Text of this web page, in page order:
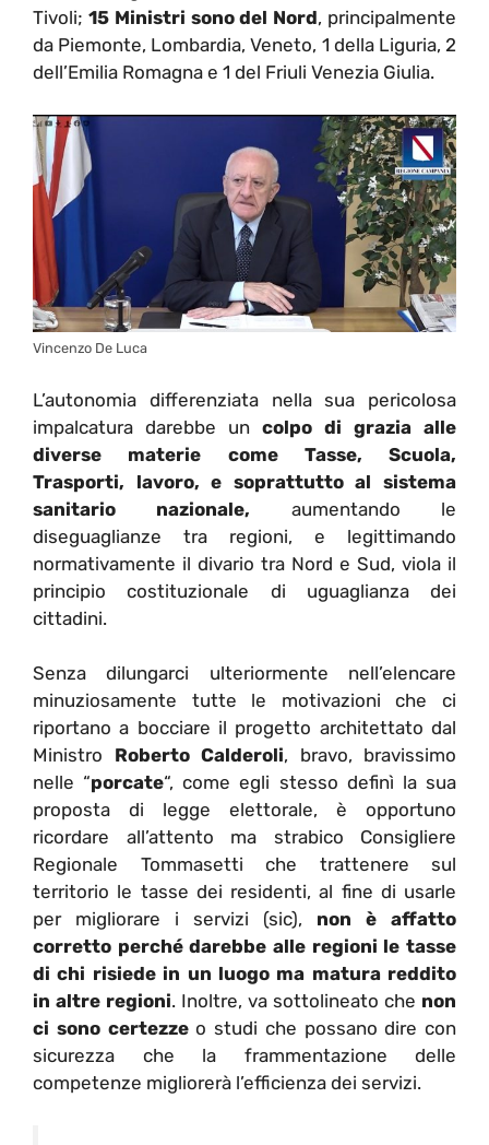
Tivoli; 15 Ministri sono del Nord, principalmente
da Piemonte, Lombardia, Veneto, 1 della Liguria, 2
dell’Emilia Romagna e 1 del Friuli Venezia Giulia.
Vincenzo De Luca
L’autonomia differenziata nella sua pericolosa
impalcatura darebbe un colpo di grazia alle
diverse materie come Tasse, Scuola,
Trasporti, lavoro, e soprattutto al sistema
sanitario nazionale, aumentando le
diseguaglianze tra regioni, e legittimando
normativamente il divario tra Nord e Sud, viola il
principio costituzionale di uguaglianza dei
cittadini.
Senza dilungarci ulteriormente nell’elencare
minuziosamente tutte le motivazioni che ci
riportano a bocciare il progetto architettato dal
Ministro Roberto Calderoli, bravo, bravissimo
nelle “porcate“, come egli stesso definì lasua
proposta di legge elettorale, è opportuno
ricordare all’attento ma strabico Consigliere
Regionale Tommasetti che trattenere sul
territorio le tasse dei residenti, al fine di usarle
per migliorare i servizi (sic),
non è affatto
corretto perché darebbe alle regioni le tasse
di chi risiede in un luogo ma matura reddito
in altre regioni. Inoltre, va sottolineato che non
ci sono certezzeo studi che possano dire con
sicurezza che la frammentazione delle
competenze migliorerà l’efficienza dei servizi.